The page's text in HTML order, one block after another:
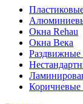
Окна Rehau
Окна Века
Раздвижные
Коричневые